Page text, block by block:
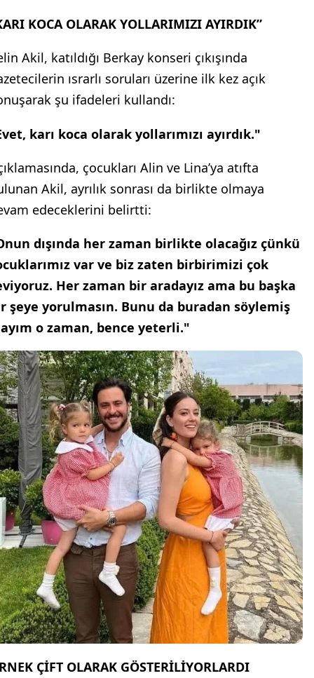
KOCA OLARAK YOLLARIMIZI AYIRDIK”
Akil, katıldığı Berkay konseri çıkışında
ısrarlı soruları üzerine ilk kez açık
şu ifadeleri kullandı:
karı koca olarak yollarımızı ayırdık."
çocukları Alin ve Lina’ya atıfta
Akil, ayrılık sonrası da birlikte olmaya
edeceklerini belirtti:
dışında her zaman birlikte olacağız çünkü
var ve biz zaten birbirimizi çok
Her zaman bir aradayız ama bu başka
şeye yorulmasın. Bunu da buradan söylemiş
o zaman, bence yeterli."
ÇİFT OLARAK GÖSTERİLİYORLARDI